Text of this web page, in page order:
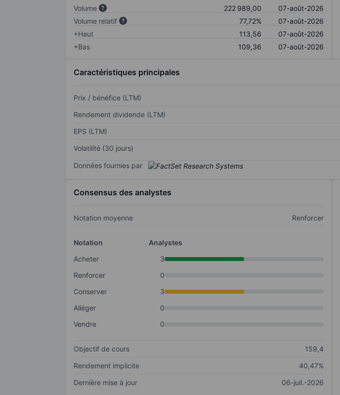
Volume
222 989,00
07-août-2026
Volume relatif
77,72%
07-août-2026
+Haut
113,56
07-août-2026
+Bas
109,36 07-août-2026
Caractéristiques principales
Prix / bénéfice (LTM)
Rendement dividende (LTM)
EPS (LTM)
Volatilité (30 jours)
Données fournies par
Consensus des analystes
Notation moyenne Renforcer
Notation
Analystes
Acheter
3
Renforcer
0
Conserver
3
Alléger
0
Vendre
0
Objectif de cours
159,4
Rendement implicite
40,47%
Dernière mise à jour
06-juil.-2026